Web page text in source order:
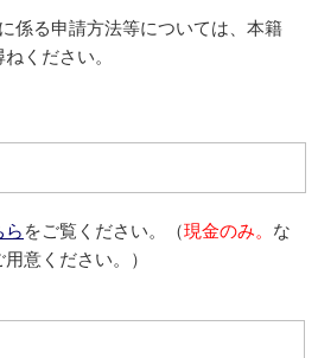
係る申請方法等については、本籍
ください。
ら をご覧ください。（現金のみ。 な
意ください。）